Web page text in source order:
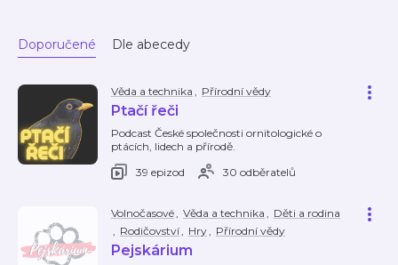
Doporučené Dle abecedy
Věda a technika , Přírodní vědy
Ptačí řeči
Podcast České společnosti ornitologické o
ptácích, lidech a přírodě.
39 epizod
30 odběratelů
Volnočasové, Věda a technika , Děti a rodina
, Rodičovství, Hry, Přírodní vědy
Pejskárium